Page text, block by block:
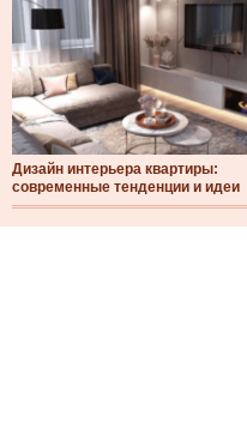
Дизайн интерьера квартиры:
современные тенденции и идеи